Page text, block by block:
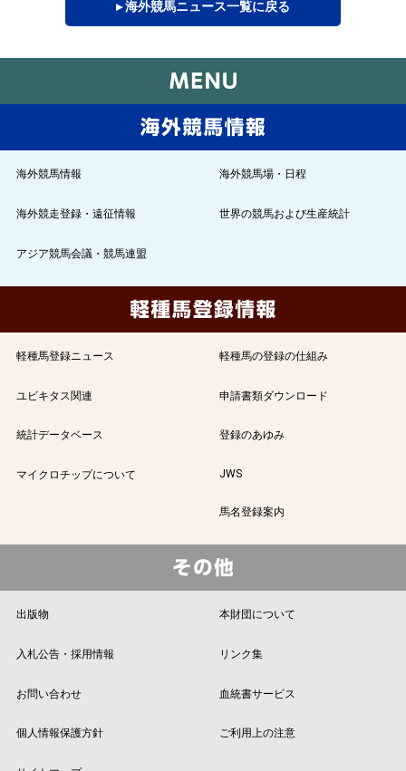
▸ 海外競馬ニュース一覧に戻る
海外競馬情報 海外競馬場・日程
海外競走登録・遠征情報 世界の競馬および生産統計
アジア競馬会議・競馬連盟
軽種馬登録ニュース 軽種馬の登録の仕組み
ユビキタス関連 申請書類ダウンロード
統計データベース 登録のあゆみ
マイクロチップについて JWS
馬名登録案内
出版物 本財団について
入札公告・採用情報 リンク集
お問い合わせ 血統書サービス
個人情報保護方針 ご利用上の注意